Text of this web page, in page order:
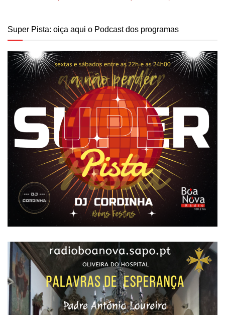
Super Pista: oiça aqui o Podcast dos programas